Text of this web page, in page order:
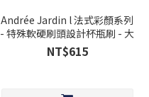
Andrée Jardin l 法式彩顏系列
- 特殊軟硬刷頭設計杯瓶刷 - 大
NT$615